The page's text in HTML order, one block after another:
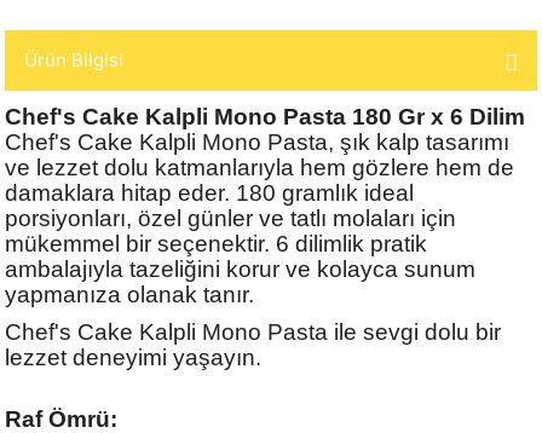
Ürün Bilgisi
Chef's Cake Kalpli Mono Pasta 180 Gr x 6 Dilim
Chef's Cake Kalpli Mono Pasta, şık kalp tasarımı
ve lezzet dolu katmanlarıyla hem gözlere hem de
damaklara hitap eder. 180 gramlık ideal
porsiyonları, özel günler ve tatlı molaları için
mükemmel bir seçenektir. 6 dilimlik pratik
ambalajıyla tazeliğini korur ve kolayca sunum
yapmanıza olanak tanır.
Chef's Cake Kalpli Mono Pasta ile sevgi dolu bir
lezzet deneyimi yaşayın.
Raf Ömrü: